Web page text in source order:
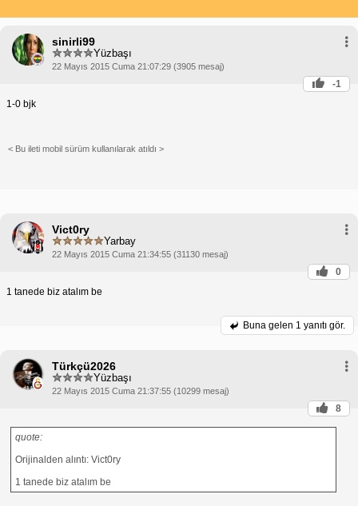
sinirli99
Yüzbaşı
22 Mayıs 2015 Cuma 21:07:29 (3905 mesaj)
-1
1-0 bjk
< Bu ileti mobil sürüm kullanılarak atıldı >
Vict0ry
Yarbay
22 Mayıs 2015 Cuma 21:34:55 (31130 mesaj)
0
1 tanede biz atalım be
Buna gelen 1 yanıtı gör.
Türkçü2026
Yüzbaşı
22 Mayıs 2015 Cuma 21:37:55 (10299 mesaj)
8
quote:
Orijinalden alıntı: Vict0ry
1 tanede biz atalım be